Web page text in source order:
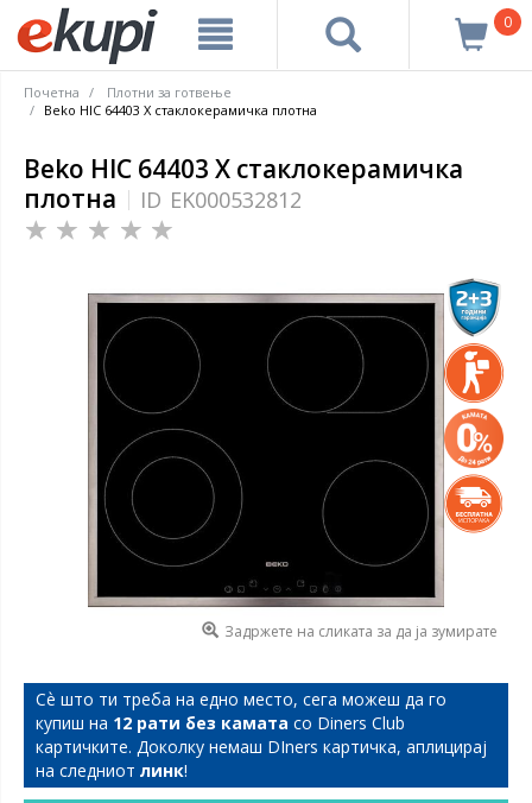
0
Почетна
Плотни за готвење
Beko HIC 64403 X стаклокерамичка плотна
Beko HIC 64403 X стаклокерамичка
плотна
ID EK000532812
Задржете на сликата за да ја зумирате
Сѐ што ти треба на едно место, сега можеш да го
купиш на 12 рати без камата со Diners Club
картичките. Доколку немаш DIners картичка, аплицирај
на следниот линк!